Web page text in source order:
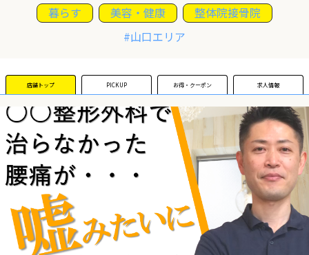
新規登録の事業者の皆様
すでにご登録済み事業者の皆様
イベント情報の掲載はこちら
暮らす 美容・健康
整体院接骨院
#山口エリア
店舗トップ PICKUP お得・クーポン 求人情報